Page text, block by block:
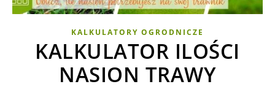
KALKULATORY OGRODNICZE
KALKULATOR ILOŚCI
NASION TRAWY